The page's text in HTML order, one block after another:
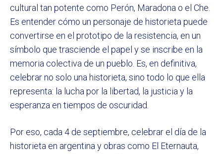
cultural tan potente como Perón, Maradona o el Che.
Es entender cómo un personaje de historieta puede
convertirse en el prototipo de la resistencia, en un
símbolo que trasciende el papel y se inscribe en la
memoria colectiva de un pueblo. Es, en definitiva,
celebrar no solo una historieta, sino todo lo que ella
representa: la lucha por la libertad, la justicia y la
esperanza en tiempos de oscuridad.
Por eso, cada 4 de septiembre, celebrar el día de la
historieta en argentina y obras como El Eternauta,